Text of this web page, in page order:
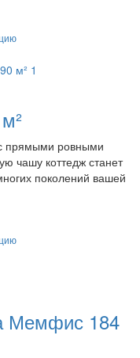
прямыми ровными
чашу коттедж станет
поколений вашей
Мемфис 184